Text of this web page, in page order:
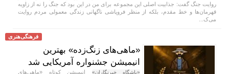
روایت جنگ گفت: جذابیت اصلی این مجموعه برای من در این بود که جنگ را نه از زاویه
قهرمان‌ها و خط مقدم، بلکه از منظر فروپاشی ناگهانی زندگی معمولی مردم روایت
می‌ک...
فرهنگی‌هنری
«ماهی‌های زنگ‌زده» بهترین
انیمیشن جشنواره آمریکایی شد
«باشگاه خبرنگاران» انیمیشن کوتاه «ماهی‌های